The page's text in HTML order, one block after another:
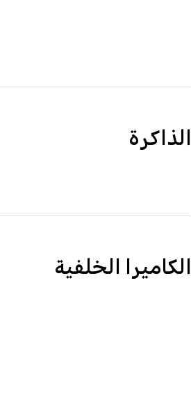
الذاكرة
الكاميرا الخلفية